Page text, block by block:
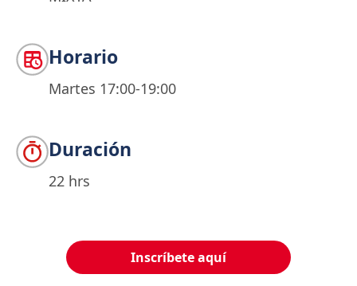
Horario
Martes 17:00-19:00
Duración
22 hrs
Inscríbete aquí